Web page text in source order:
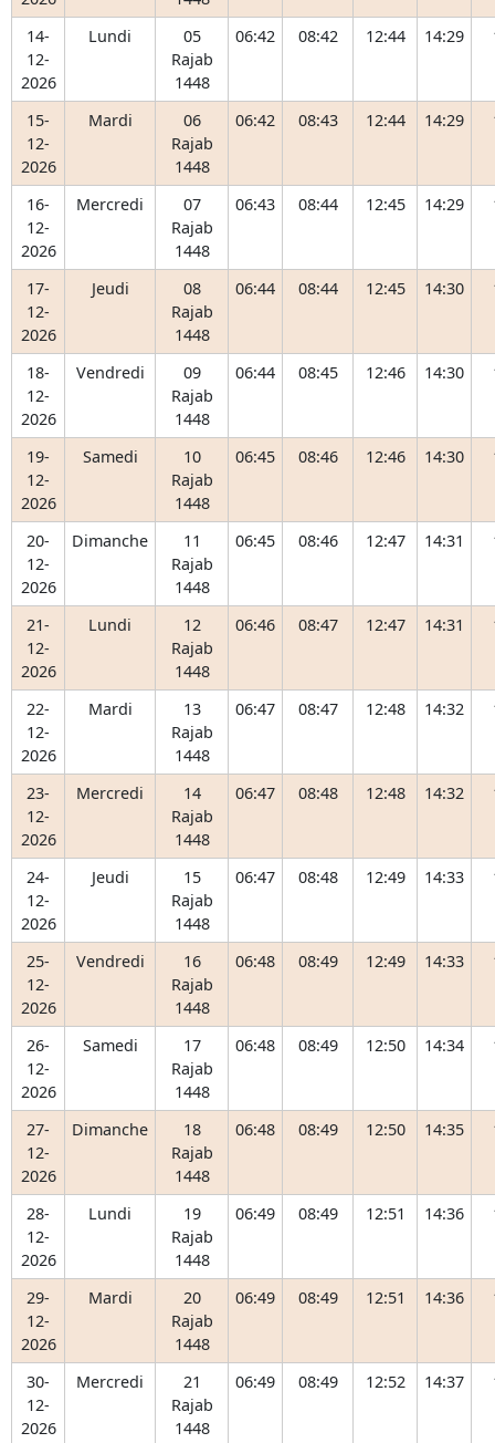
14-
12-
2026
Lundi
05
Rajab
1448
06:42 08:42 12:44 14:29
15-
12-
2026
Mardi
06
Rajab
1448
06:42 08:43 12:44 14:29
16-
12-
2026
Mercredi
07
Rajab
1448
06:43 08:44 12:45 14:29
17-
12-
2026
Jeudi
08
Rajab
1448
06:44 08:44 12:45 14:30
18-
12-
2026
Vendredi
09
Rajab
1448
06:44 08:45 12:46 14:30
19-
12-
2026
Samedi
10
Rajab
1448
06:45 08:46 12:46 14:30
20-
12-
2026
Dimanche
11
Rajab
1448
06:45 08:46 12:47 14:31
21-
12-
2026
Lundi
12
Rajab
1448
06:46 08:47 12:47 14:31
22-
12-
2026
Mardi
13
Rajab
1448
06:47 08:47 12:48 14:32
23-
12-
2026
Mercredi
14
Rajab
1448
06:47 08:48 12:48 14:32
24-
12-
2026
Jeudi
15
Rajab
1448
06:47 08:48 12:49 14:33
25-
12-
2026
Vendredi
16
Rajab
1448
06:48 08:49 12:49 14:33
26-
12-
2026
Samedi
17
Rajab
1448
06:48 08:49 12:50 14:34
27-
12-
2026
Dimanche
18
Rajab
1448
06:48 08:49 12:50 14:35
28-
12-
2026
Lundi
19
Rajab
1448
06:49 08:49 12:51 14:36
29-
12-
2026
Mardi
20
Rajab
1448
06:49 08:49 12:51 14:36
30-
12-
2026
Mercredi
21
Rajab
1448
06:49 08:49 12:52 14:37